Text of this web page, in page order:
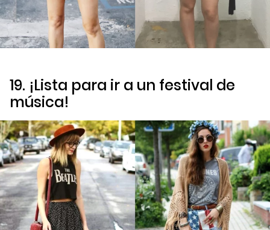
19. ¡Lista para ir a un festival de
música!